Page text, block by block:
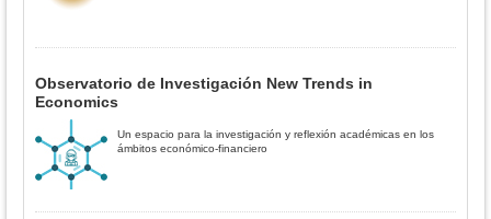
Observatorio de Investigación New Trends in
Economics
Un espacio para la investigación y reflexión académicas en los
ámbitos económico-financiero